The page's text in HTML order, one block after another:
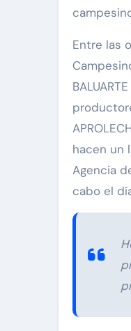
Entre las
hacen un
Agencia
cabo el